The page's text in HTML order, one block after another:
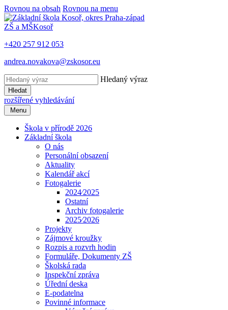
Rovnou na obsah Rovnou na menu
ZŠ a MŠKosoř
+420 257 912 053
andrea.novakova@zskosor.eu
Hledaný výraz
Hledat
rozšířené vyhledávání
Menu
Škola v přírodě 2026
Základní škola
O nás
Personální obsazení
Aktuality
Kalendář akcí
Fotogalerie
2024⁄2025
Ostatní
Archiv fotogalerie
2025⁄2026
Projekty
Zájmové kroužky
Rozpis a rozvrh hodin
Formuláře, Dokumenty ZŠ
Školská rada
Inspekční zpráva
Úřední deska
E-podatelna
Povinné informace